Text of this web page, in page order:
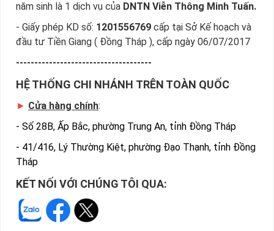
năm sinh là 1 dịch vụ của DNTN Viễn Thông Minh Tuấn.
- Giấy phép KD số: 1201556769 cấp tại Sở Kế hoạch và
đầu tư Tiền Giang ( Đồng Tháp ), cấp ngày 06/07/2017
-------------------------------------
HỆ THỐNG CHI NHÁNH TRÊN TOÀN QUỐC
► Cửa hàng chính:
- Số 28B, Ấp Bắc, phường Trung An, tỉnh Đồng Tháp
- 41/416, Lý Thường Kiệt, phường Đạo Thạnh, tỉnh Đồng
Tháp
KẾT NỐI VỚI CHÚNG TÔI QUA: